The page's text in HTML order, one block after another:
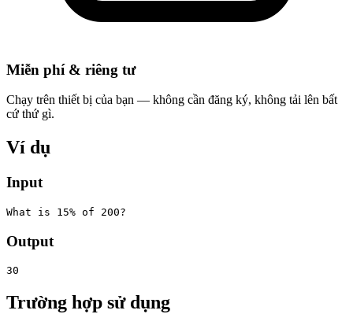
Miễn phí & riêng tư
Chạy trên thiết bị của bạn — không cần đăng ký, không tải lên bất
cứ thứ gì.
Ví dụ
Input
What is 15% of 200?
Output
30
Trường hợp sử dụng